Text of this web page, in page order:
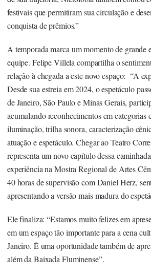
festivais que permitiram sua circulação e
conquista de prêmios.”
A temporada marca um momento de grande
equipe. Felipe Villela compartilha o
relação à chegada a este novo espaço: “A
Desde sua estreia em 2024, o espetáculo
de Janeiro, São Paulo e Minas Gerais,
acumulando reconhecimentos em
iluminação, trilha sonora, caracterização
atuação e espetáculo. Chegar ao Teatro
representa um novo capítulo dessa
experiência na Mostra Regional de Artes
40 horas de supervisão com Daniel Herz,
apresentando a versão mais madura do
Ele finaliza: “Estamos muito felizes em
em um espaço tão importante para a cena
Janeiro. É uma oportunidade também de
além da Baixada Fluminense”.